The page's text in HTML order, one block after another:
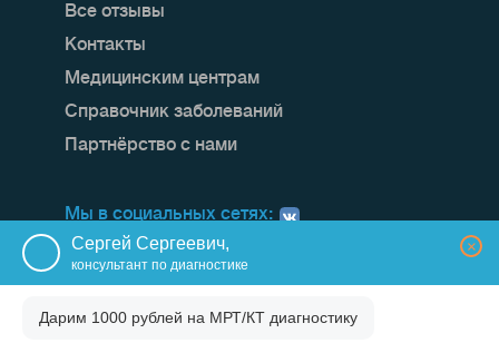
Все отзывы
Контакты
Медицинским центрам
Справочник заболеваний
Партнёрство с нами
Мы в социальных сетях:
×
Сергей Сергеевич,
консультант по диагностике
Дарим 1000 рублей на МРТ/КТ диагностику